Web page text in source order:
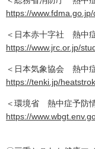
https://
＜日本赤十字社 熱中
https://www.jrc.or.jp/
＜日本気象協会 熱中
https://tenki.jp/
＜環境省 熱中症予防
https://